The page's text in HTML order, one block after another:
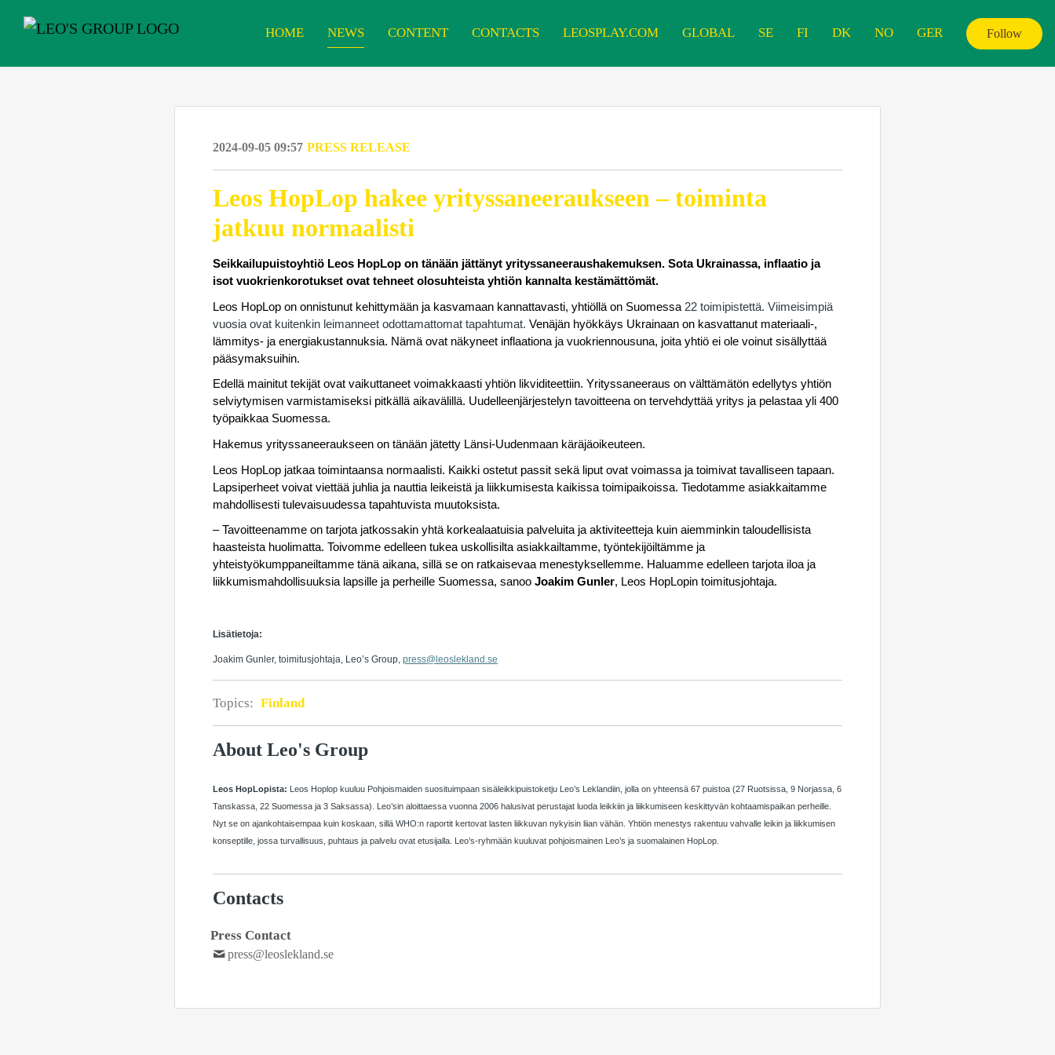
HOME NEWS CONTENT CONTACTS LEOSPLAY.COM GLOBAL SE FI DK NO GER Follow
2024-09-05 09:57 PRESS RELEASE
Leos HopLop hakee yrityssaneeraukseen – toiminta
jatkuu normaalisti
Seikkailupuistoyhtiö Leos HopLop on tänään jättänyt yrityssaneeraushakemuksen. Sota Ukrainassa, inflaatio ja
isot vuokrienkorotukset ovat tehneet olosuhteista yhtiön kannalta kestämättömät.
Leos HopLop on onnistunut kehittymään ja kasvamaan kannattavasti, yhtiöllä on Suomessa 22 toimipistettä. Viimeisimpiä
vuosia ovat kuitenkin leimanneet odottamattomat tapahtumat. Venäjän hyökkäys Ukrainaan on kasvattanut materiaali-,
lämmitys- ja energiakustannuksia. Nämä ovat näkyneet inflaationa ja vuokriennousuna, joita yhtiö ei ole voinut sisällyttää
pääsymaksuihin.
Edellä mainitut tekijät ovat vaikuttaneet voimakkaasti yhtiön likviditeettiin. Yrityssaneeraus on välttämätön edellytys yhtiön
selviytymisen varmistamiseksi pitkällä aikavälillä. Uudelleenjärjestelyn tavoitteena on tervehdyttää yritys ja pelastaa yli 400
työpaikkaa Suomessa.
Hakemus yrityssaneeraukseen on tänään jätetty Länsi-Uudenmaan käräjäoikeuteen.
Leos HopLop jatkaa toimintaansa normaalisti. Kaikki ostetut passit sekä liput ovat voimassa ja toimivat tavalliseen tapaan.
Lapsiperheet voivat viettää juhlia ja nauttia leikeistä ja liikkumisesta kaikissa toimipaikoissa. Tiedotamme asiakkaitamme
mahdollisesti tulevaisuudessa tapahtuvista muutoksista.
– Tavoitteenamme on tarjota jatkossakin yhtä korkealaatuisia palveluita ja aktiviteetteja kuin aiemminkin taloudellisista
haasteista huolimatta. Toivomme edelleen tukea uskollisilta asiakkailtamme, työntekijöiltämme ja
yhteistyökumppaneiltamme tänä aikana, sillä se on ratkaisevaa menestyksellemme. Haluamme edelleen tarjota iloa ja
liikkumismahdollisuuksia lapsille ja perheille Suomessa, sanoo Joakim Gunler, Leos HopLopin toimitusjohtaja.
Lisätietoja:
Joakim Gunler, toimitusjohtaja, Leo’s Group, press@leoslekland.se
Topics: Finland
About Leo's Group
Leos HopLopista: Leos Hoplop kuuluu Pohjoismaiden suosituimpaan sisäleikkipuistoketju Leo’s Leklandiin, jolla on yhteensä 67 puistoa (27 Ruotsissa, 9 Norjassa, 6
Tanskassa, 22 Suomessa ja 3 Saksassa). Leo’sin aloittaessa vuonna 2006 halusivat perustajat luoda leikkiin ja liikkumiseen keskittyvän kohtaamispaikan perheille.
Nyt se on ajankohtaisempaa kuin koskaan, sillä WHO:n raportit kertovat lasten liikkuvan nykyisin liian vähän. Yhtiön menestys rakentuu vahvalle leikin ja liikkumisen
konseptille, jossa turvallisuus, puhtaus ja palvelu ovat etusijalla.
Leo’s-ryhmään kuuluvat pohjoismainen Leo’s ja suomalainen HopLop.
Contacts
Press Contact
press@leoslekland.se